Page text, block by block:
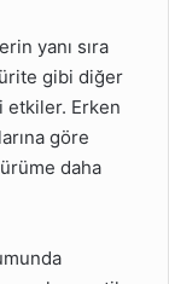
yanı sıra
gibi diğer
etkiler. Erken
göre
daha